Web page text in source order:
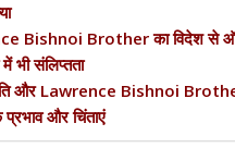
Bishnoi Brother का विदेश से
में भी संलिप्तता
और Lawrence Bishnoi
और चिंताएं